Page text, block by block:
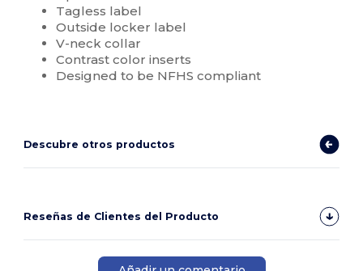
Tagless label
Outside locker label
V-neck collar
Contrast color inserts
Designed to be NFHS compliant
Descubre otros productos
Reseñas de Clientes del Producto